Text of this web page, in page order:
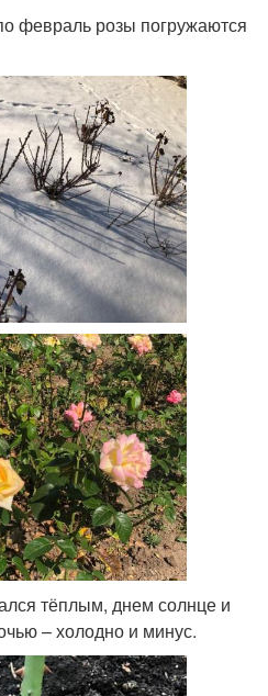
февраль розы погружаются
тёплым, днем солнце и
– холодно и минус.